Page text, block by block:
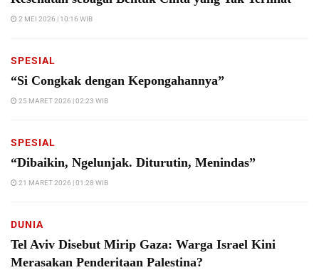
2 MEI 2026 | 10:16 WIB
SPESIAL
“Si Congkak dengan Kepongahannya”
25 MARET 2026 | 02:23 WIB
SPESIAL
“Dibaikin, Ngelunjak. Diturutin, Menindas”
21 MARET 2026 | 01:28 WIB
DUNIA
Tel Aviv Disebut Mirip Gaza: Warga Israel Kini
Merasakan Penderitaan Palestina?